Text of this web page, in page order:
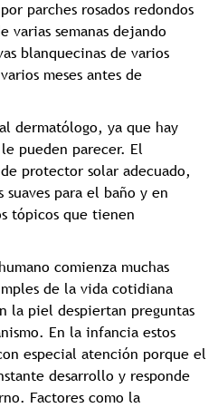
parches rosados redondos
varias semanas dejando
blanquecinas de varios
meses antes de
dermatólogo, ya que hay
pueden parecer. El
protector solar adecuado,
para el baño y en
tópicos que tienen
comienza muchas
de la vida cotidiana
la piel despiertan preguntas
En la infancia estos
especial atención porque el
desarrollo y responde
Factores como la